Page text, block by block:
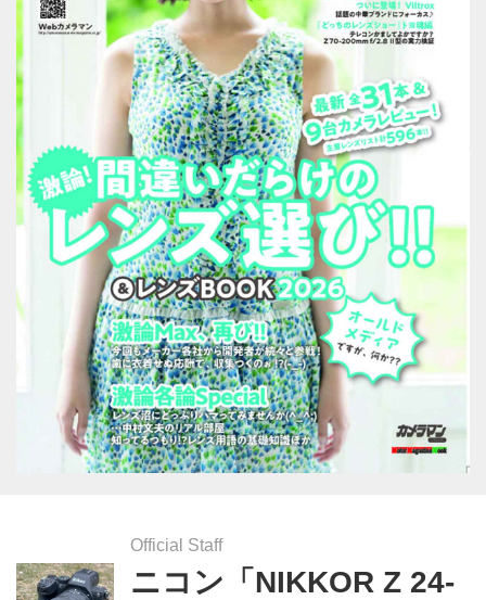
Official Staff
ニコン「NIKKOR Z 24-